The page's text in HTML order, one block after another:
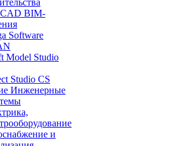
BIM-
Software
Model Studio
Studio CS
Инженерные
и